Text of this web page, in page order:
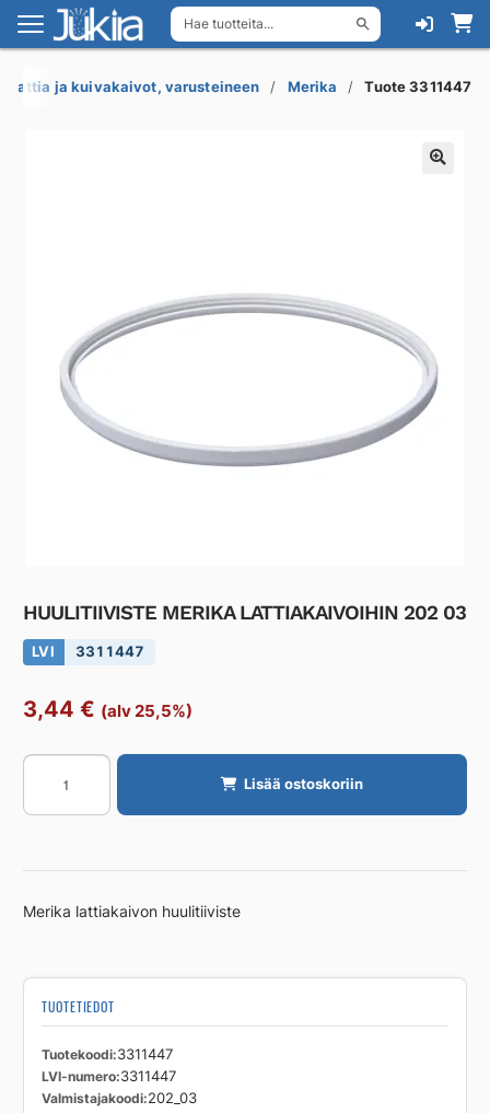
Hae tuotteita...
Siirry
navigointiin
Siirry
sisältöön
Lattia ja kuivakaivot, varusteineen Merika Tuote 3311447
HUULITIIVISTE MERIKA LATTIAKAIVOIHIN 202 03
LVI 3311447
3,44 € (alv 25,5%)
HUULITIIVISTE
MERIKA
LATTIAKAIVOIHIN
03
Lisää ostoskoriin
Merika lattiakaivon huulitiiviste
TUOTETIEDOT
Tuotekoodi 3311447
LVI-numero 3311447
Valmistajakoodi 202_03